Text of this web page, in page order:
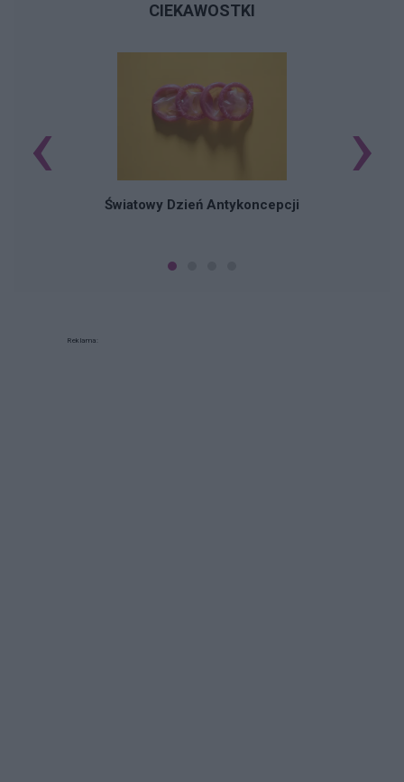
CIEKAWOSTKI
Światowy Dzień Antykoncepcji
‹ ›
Reklama: